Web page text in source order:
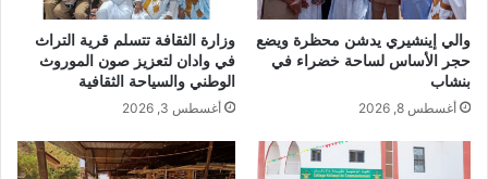
والي إينشيري يدشن محظرة ويضع
حجر الأساس لساحة خضراء في
بنشاب
أغسطس 8, 2026
وزارة الثقافة تتسلم قرية التراث
في وادان لتعزيز صون الموروث
الوطني والسياحة الثقافية
أغسطس 3, 2026